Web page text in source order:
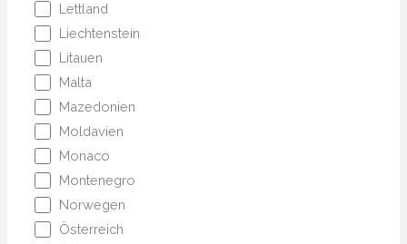
Lettland
Liechtenstein
Litauen
Malta
Mazedonien
Moldavien
Monaco
Montenegro
Norwegen
Österreich